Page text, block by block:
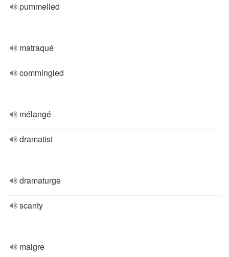
pummelled
matraqué
commingled
mélangé
dramatist
dramaturge
scanty
maigre